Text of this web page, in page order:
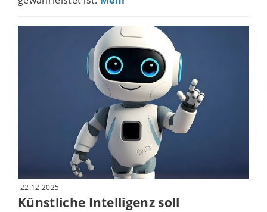
22.12.2025
Künstliche Intelligenz soll